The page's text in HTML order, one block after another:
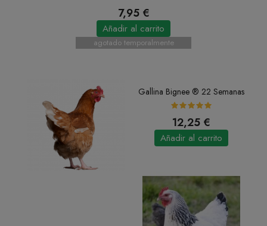
7,95 €
Añadir al carrito
agotado temporalmente
Gallina Bignee ® 22 Semanas
12,25 €
Añadir al carrito